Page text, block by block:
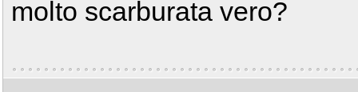
molto scarburata vero?